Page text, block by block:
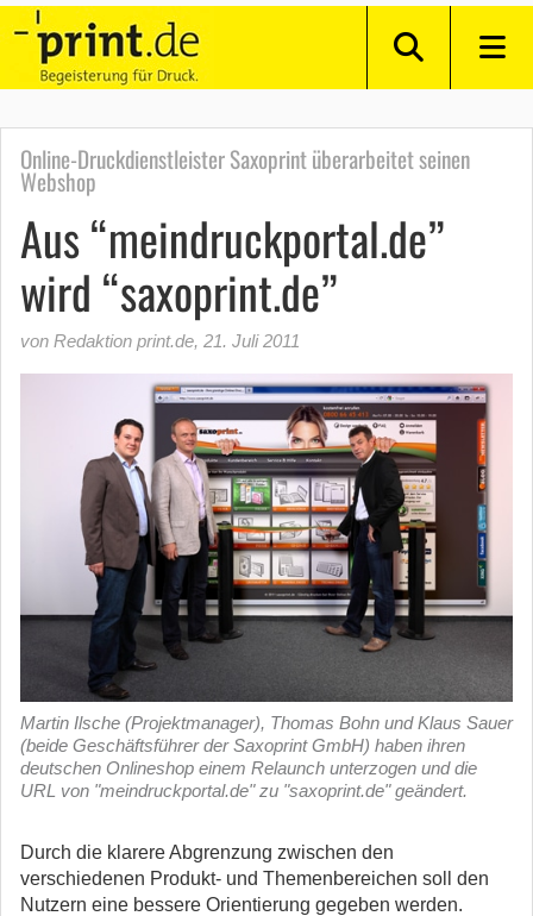
Online-Druckdienstleister Saxoprint überarbeitet seinen
Webshop
Aus “meindruckportal.de”
wird “saxoprint.de”
von Redaktion print.de, 21. Juli 2011
Martin Ilsche (Projektmanager), Thomas Bohn und Klaus Sauer
(beide Geschäftsführer der Saxoprint GmbH) haben ihren
deutschen Onlineshop einem Relaunch unterzogen und die
URL von "meindruckportal.de" zu "saxoprint.de" geändert.
Durch die klarere Abgrenzung zwischen den
verschiedenen Produkt- und Themenbereichen soll den
Nutzern eine bessere Orientierung gegeben werden.